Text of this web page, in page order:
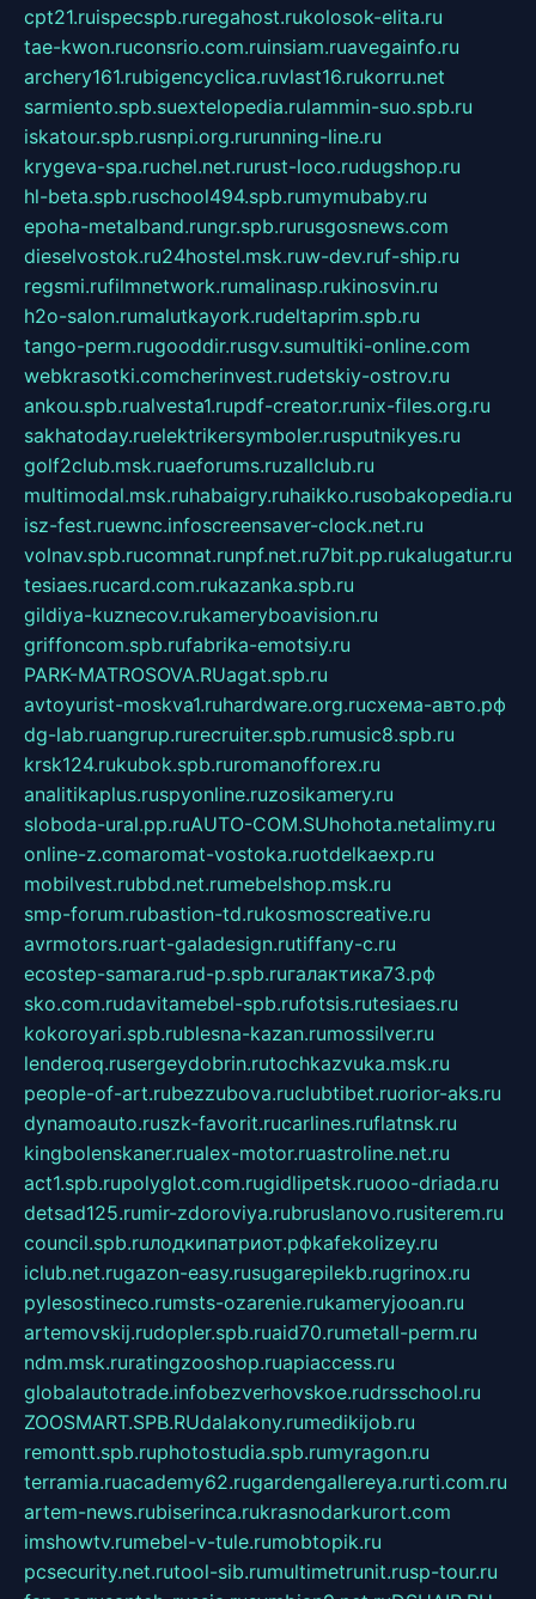
cpt21.ruispecspb.ruregahost.rukolosok-elita.ru
tae-kwon.ruconsrio.com.ruinsiam.ruavegainfo.ru
archery161.rubigencyclica.ruvlast16.rukorru.net
sarmiento.spb.suextelopedia.rulammin-suo.spb.ru
iskatour.spb.rusnpi.org.rurunning-line.ru
krygeva-spa.ruchel.net.rurust-loco.rudugshop.ru
hl-beta.spb.ruschool494.spb.rumymubaby.ru
epoha-metalband.rungr.spb.rurusgosnews.com
dieselvostok.ru24hostel.msk.ruw-dev.ruf-ship.ru
regsmi.rufilmnetwork.rumalinasp.rukinosvin.ru
h2o-salon.rumalutkayork.rudeltaprim.spb.ru
tango-perm.rugooddir.rusgv.sumultiki-online.com
webkrasotki.comcherinvest.rudetskiy-ostrov.ru
ankou.spb.rualvesta1.rupdf-creator.runix-files.org.ru
sakhatoday.ruelektrikersymboler.rusputnikyes.ru
golf2club.msk.ruaeforums.ruzallclub.ru
multimodal.msk.ruhabaigry.ruhaikko.rusobakopedia.ru
isz-fest.ruewnc.infoscreensaver-clock.net.ru
volnav.spb.rucomnat.runpf.net.ru7bit.pp.rukalugatur.ru
tesiaes.rucard.com.rukazanka.spb.ru
gildiya-kuznecov.rukameryboavision.ru
griffoncom.spb.rufabrika-emotsiy.ru
PARK-MATROSOVA.RUagat.spb.ru
avtoyurist-moskva1.ruhardware.org.ruсхема-авто.рф
dg-lab.ruangrup.rurecruiter.spb.rumusic8.spb.ru
krsk124.rukubok.spb.ruromanofforex.ru
analitikaplus.ruspyonline.ruzosikamery.ru
sloboda-ural.pp.ruAUTO-COM.SUhohota.netalimy.ru
online-z.comaromat-vostoka.ruotdelkaexp.ru
mobilvest.rubbd.net.rumebelshop.msk.ru
smp-forum.rubastion-td.rukosmoscreative.ru
avrmotors.ruart-galadesign.rutiffany-c.ru
ecostep-samara.rud-p.spb.ruгалактика73.рф
sko.com.rudavitamebel-spb.rufotsis.rutesiaes.ru
kokoroyari.spb.rublesna-kazan.rumossilver.ru
lenderoq.rusergeydobrin.rutochkazvuka.msk.ru
people-of-art.rubezzubova.ruclubtibet.ruorior-aks.ru
dynamoauto.ruszk-favorit.rucarlines.ruflatnsk.ru
kingbolenskaner.rualex-motor.ruastroline.net.ru
act1.spb.rupolyglot.com.rugidlipetsk.ruooo-driada.ru
detsad125.rumir-zdoroviya.rubruslanovo.rusiterem.ru
council.spb.ruлодкипатриот.рфkafekolizey.ru
iclub.net.rugazon-easy.rusugarepilekb.rugrinox.ru
pylesostineco.rumsts-ozarenie.rukameryjooan.ru
artemovskij.rudopler.spb.ruaid70.rumetall-perm.ru
ndm.msk.ruratingzooshop.ruapiaccess.ru
globalautotrade.infobezverhovskoe.rudrsschool.ru
ZOOSMART.SPB.RUdalakony.rumedikijob.ru
remontt.spb.ruphotostudia.spb.rumyragon.ru
terramia.ruacademy62.rugardengallereya.rurti.com.ru
artem-news.rubiserinca.rukrasnodarkurort.com
imshowtv.rumebel-v-tule.rumobtopik.ru
pcsecurity.net.rutool-sib.rumultimetrunit.rusp-tour.ru